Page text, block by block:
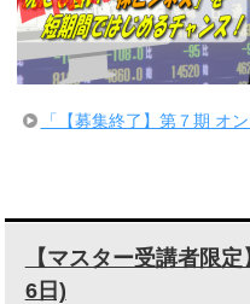
「【募集終了】第７期 オ
【マスター受講者限
6日)